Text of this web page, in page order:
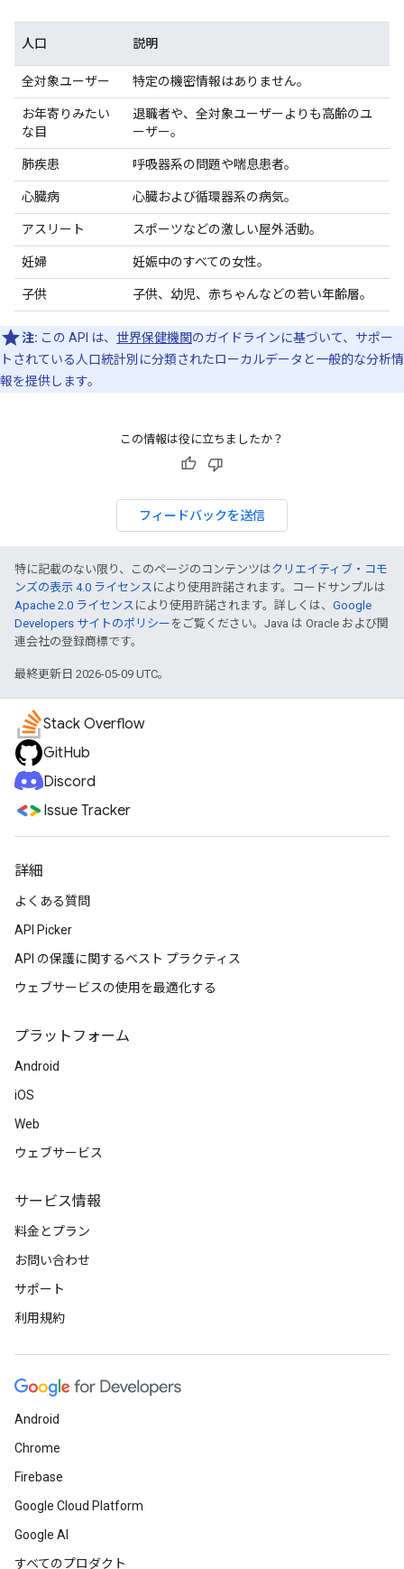
人口 説明
全対象ユーザー 特定の機密情報はありません。
お年寄りみたい
な目
退職者や、全対象ユーザーよりも高齢のユ
ーザー。
肺疾患 呼吸器系の問題や喘息患者。
心臓病 心臓および循環器系の病気。
アスリート スポーツなどの激しい屋外活動。
妊婦 妊娠中のすべての女性。
子供 子供、幼児、赤ちゃんなどの若い年齢層。
注: この API は、 世界保健機関のガイドラインに基づいて、サポー
トされている人口統計別に分類されたローカルデータと一般的な分析情
報を提供します。
この情報は役に立ちましたか？
フィードバックを送信
特に記載のない限り、このページのコンテンツはクリエイティブ・コモ
ンズの表示 4.0 ライセンス により使用許諾されます。コードサンプルは
Apache 2.0 ライセンス により使用許諾されます。詳しくは、 Google
Developers サイトのポリシー をご覧ください。Java は Oracle および関
連会社の登録商標です。
最終更新日 2026-05-09 UTC。
Stack Overflow
GitHub
Discord
Issue Tracker
詳細
よくある質問
API Picker
API の保護に関するベスト プラクティス
ウェブサービスの使用を最適化する
プラットフォーム
Android
iOS
Web
ウェブサービス
サービス情報
料金とプラン
お問い合わせ
サポート
利用規約
Android
Chrome
Firebase
Google Cloud Platform
Google AI
すべてのプロダクト